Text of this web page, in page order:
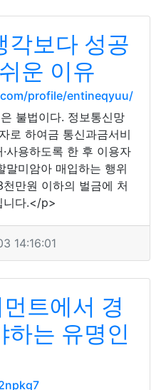
각보다 성공
운 이유
profile/entineqyuu/
불법이다. 정보통신망
로 하여금 통신과금서비
사용하도록 한 후 이용자
말미암아 매입하는 행위
만원 이하의 벌금에 처
니다.</p>
14:16:01
트에서 경
하는 유명인